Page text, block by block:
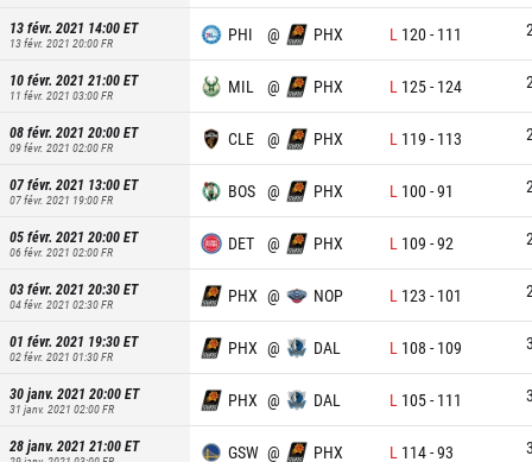
13 févr. 2021 14:00ET
13 févr. 2021 20:00FR PHI @ PHX L 120- 111
10 févr. 2021 21:00ET
11 févr. 2021 03:00FR MIL @ PHX L 125- 124
08 févr. 2021 20:00ET
09 févr. 2021 02:00FR CLE @ PHX L 119 - 113
07 févr. 2021 13:00ET
07 févr. 2021 19:00FR BOS @ PHX L 100-91
05 févr. 2021 20:00ET
06 févr. 2021 02:00FR DET @ PHX L 109 -92
03 févr. 2021 20:30ET
04 févr. 2021 02:30FR PHX @ NOP L 123 - 101
01 févr. 2021 19:30ET
02 févr. 2021 01:30FR PHX @ DAL L 108 - 109
30 janv. 2021 20:00ET
31 janv. 2021 02:00FR PHX @ DAL L 105- 111
28 janv. 2021 21:00ET GSW @ PHX L 114-93